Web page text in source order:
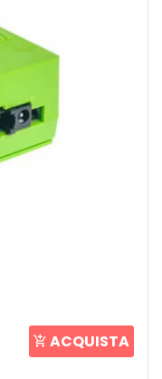
ACQUISTA